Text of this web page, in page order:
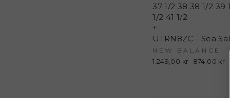
37 1/2 38 38 1/2 39
1/2 41 1/2
+
NEW BALANCE
Normalpris
1.249,00 kr Udsalgspris
874,00 kr